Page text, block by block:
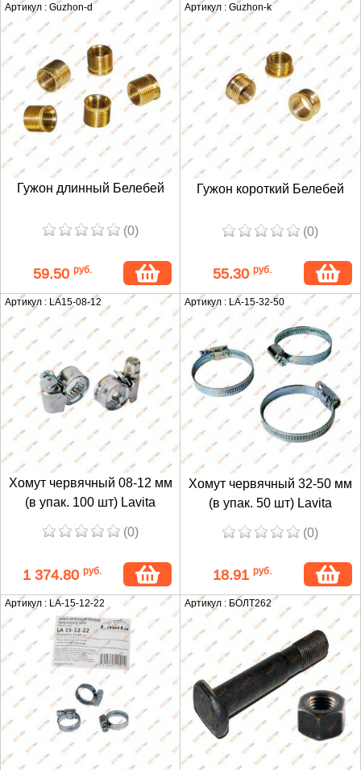
Артикул : Guzhon-d
Гужон длинный Белебей
(0)
59.50 руб.
Артикул : Guzhon-k
Гужон короткий Белебей
(0)
55.30 руб.
Артикул : LA15-08-12
Хомут червячный 08-12 мм
(в упак. 100 шт) Lavita
(0)
1 374.80 руб.
Артикул : LA-15-32-50
Хомут червячный 32-50 мм
(в упак. 50 шт) Lavita
(0)
18.91 руб.
Артикул : LA-15-12-22 Артикул : БОЛТ262